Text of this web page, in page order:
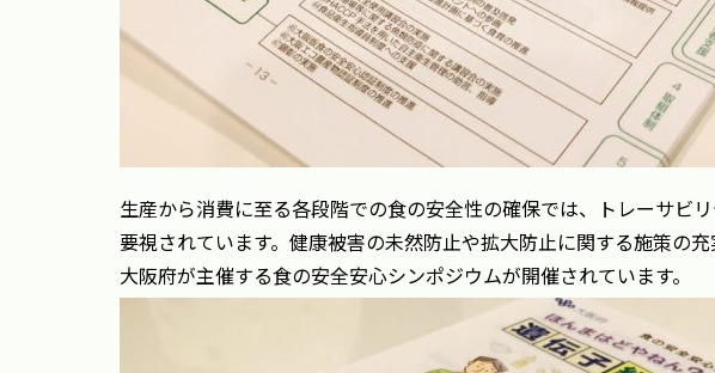
生産から消費に至る各段階での食の安全性の確保では、トレーサビ
要視されています。健康被害の未然防止や拡大防止に関する施策の
大阪府が主催する食の安全安心シンポジウムが開催されています。